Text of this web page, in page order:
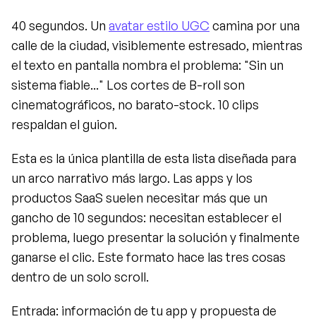
40 segundos. Un avatar estilo UGC camina por una
calle de la ciudad, visiblemente estresado, mientras
el texto en pantalla nombra el problema: "Sin un
sistema fiable..." Los cortes de B-roll son
cinematográficos, no barato-stock. 10 clips
respaldan el guion.
Esta es la única plantilla de esta lista diseñada para
un arco narrativo más largo. Las apps y los
productos SaaS suelen necesitar más que un
gancho de 10 segundos: necesitan establecer el
problema, luego presentar la solución y finalmente
ganarse el clic. Este formato hace las tres cosas
dentro de un solo scroll.
Entrada: información de tu app y propuesta de